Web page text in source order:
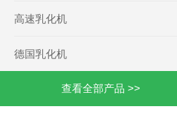
高速乳化机
德国乳化机
查看全部产品 >>